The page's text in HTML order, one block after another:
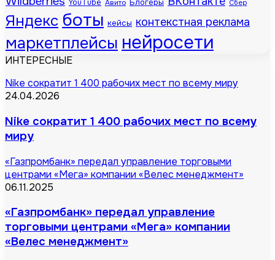
YouTube Авито Блогеры Сбер
Яндекс боты кейсы контекстная реклама
маркетплейсы нейросети
ИНТЕРЕСНЫЕ
Nike сократит 1 400 рабочих мест по всему миру
24.04.2026
Nike сократит 1 400 рабочих мест по всему
миру
«Газпромбанк» передал управление торговыми
центрами «Мега» компании «Велес менеджмент»
06.11.2025
«Газпромбанк» передал управление
торговыми центрами «Мега» компании
«Велес менеджмент»